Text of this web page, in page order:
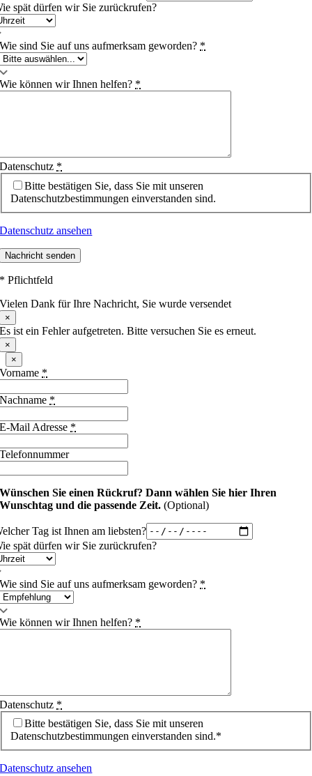
spät dürfen wir Sie zurückrufen?
Wie sind Sie auf uns aufmerksam geworden? *
Wie können wir Ihnen helfen? *
Datenschutz *
Bitte bestätigen Sie, dass Sie mit unseren
Datenschutzbestimmungen einverstanden sind.
Datenschutz ansehen
Nachricht senden
* Pflichtfeld
Vielen Dank für Ihre Nachricht, Sie wurde versendet
×
Es ist ein Fehler aufgetreten. Bitte versuchen Sie es erneut.
×
×
Vorname *
Nachname *
E-Mail Adresse *
Telefonnummer
Wünschen Sie einen Rückruf? Dann wählen Sie hier Ihren
Wunschtag und die passende Zeit.(Optional)
Tag ist Ihnen am liebsten?
spät dürfen wir Sie zurückrufen?
Wie sind Sie auf uns aufmerksam geworden? *
Wie können wir Ihnen helfen? *
Datenschutz *
Bitte bestätigen Sie, dass Sie mit unseren
Datenschutzbestimmungen einverstanden sind.*
Datenschutz ansehen